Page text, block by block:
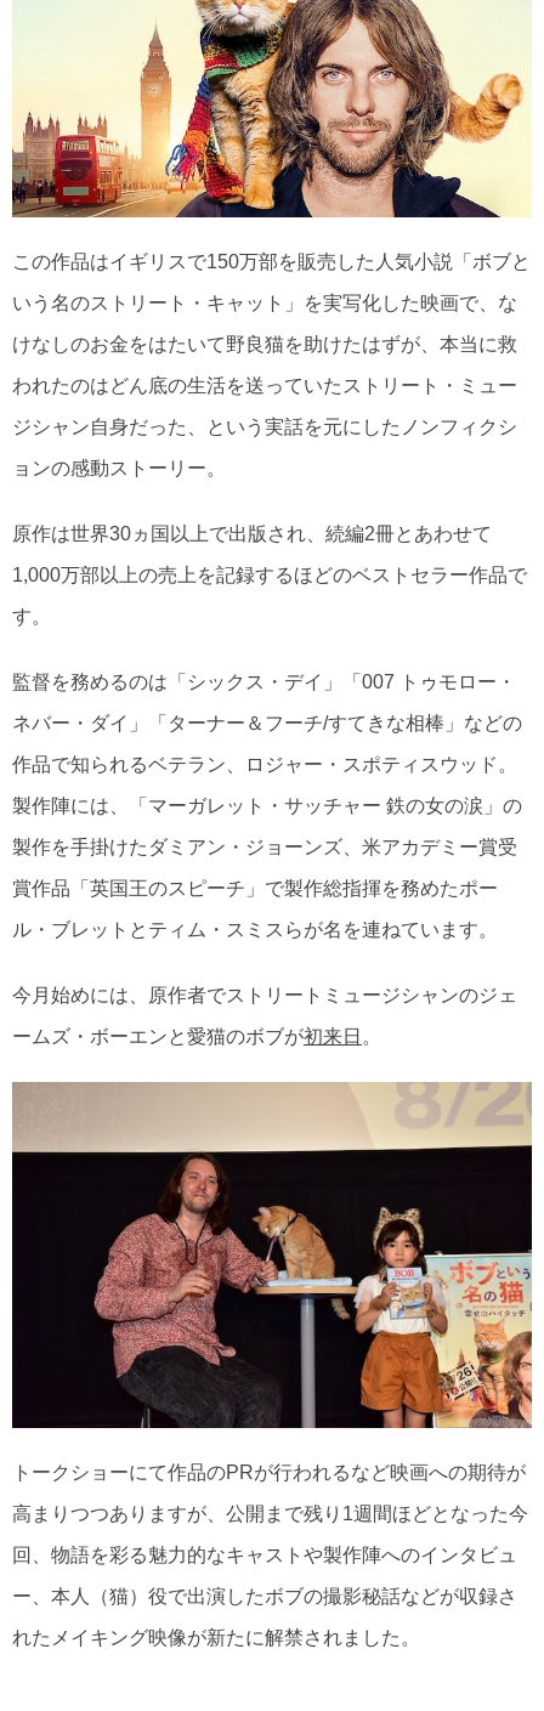
この作品はイギリスで150万部を販売した人気小説「ボブと
いう名のストリート・キャット」を実写化した映画で、な
けなしのお金をはたいて野良猫を助けたはずが、本当に救
われたのはどん底の生活を送っていたストリート・ミュー
ジシャン自身だった、という実話を元にしたノンフィクシ
ョンの感動ストーリー。
原作は世界30ヵ国以上で出版され、続編2冊とあわせて
1,000万部以上の売上を記録するほどのベストセラー作品で
す。
監督を務めるのは「シックス・デイ」「007 トゥモロー・
ネバー・ダイ」「ターナー＆フーチ/すてきな相棒」などの
作品で知られるベテラン、ロジャー・スポティスウッド。
製作陣には、「マーガレット・サッチャー 鉄の女の涙」の
製作を手掛けたダミアン・ジョーンズ、米アカデミー賞受
賞作品「英国王のスピーチ」で製作総指揮を務めたポー
ル・ブレットとティム・スミスらが名を連ねています。
今月始めには、原作者でストリートミュージシャンのジェ
ームズ・ボーエンと愛猫のボブが初来日 。
トークショーにて作品のPRが行われるなど映画への期待が
高まりつつありますが、公開まで残り1週間ほどとなった今
回、物語を彩る魅力的なキャストや製作陣へのインタビュ
ー、本人（猫）役で出演したボブの撮影秘話などが収録さ
れたメイキング映像が新たに解禁されました。